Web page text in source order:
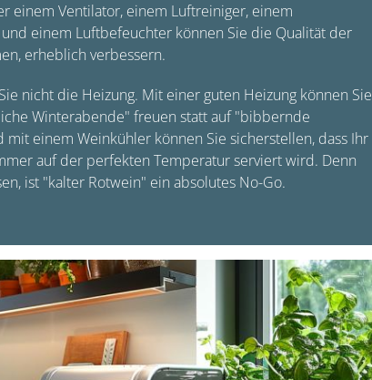
einem Ventilator, einem Luftreiniger, einem
einem Luftbefeuchter können Sie die Qualität der
erheblich verbessern.
nicht die Heizung. Mit einer guten Heizung können Sie
Winterabende" freuen statt auf "bibbernde
mit einem Weinkühler können Sie sicherstellen, dass Ihr
auf der perfekten Temperatur serviert wird. Denn
ist "kalter Rotwein" ein absolutes No-Go.